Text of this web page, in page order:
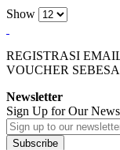
Show
REGISTRASI
VOUCHER
Newsletter
Sign Up for Our
Subscribe